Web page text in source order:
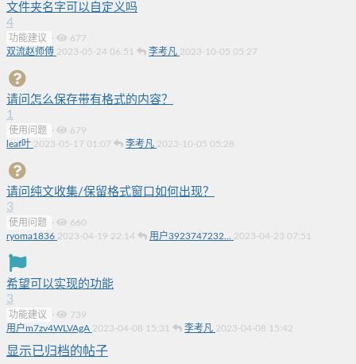
文件夹名字可以自定义吗
4
功能建议 ·
677
双流赵师傅 2023-05-24 06:51 李考凡 2023-10-05 05:27
请问怎么保存带有格式的内容？
1
使用问题 ·
679
leaf叶 2023-05-17 01:07 李考凡 2023-10-05 05:28
请问纯文收集/保留格式窗口如何出现？
3
使用问题 ·
660
ryoma1836 2023-04-19 22:14 用户3923747232... 2023-04-23 07:51
希望可以实现的功能
3
功能建议 ·
739
用户m7zv4WLVAgA 2023-04-08 15:31 李考凡 2023-04-08 15:42
显示已归档的帖子